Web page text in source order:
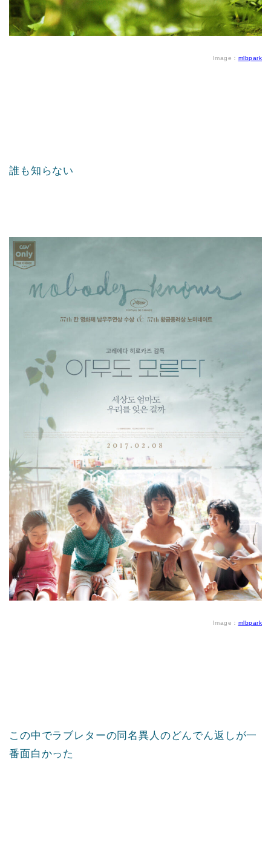
Image： mlbpark
誰も知らない
Image： mlbpark
この中でラブレターの同名異人のどんでん返しが一
番面白かった